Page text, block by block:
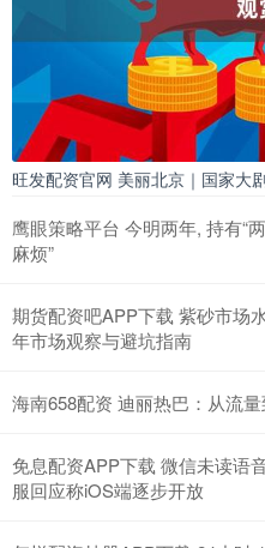
旺发配资官网 美丽北京｜国家大
鹰眼策略平台 今明两年, 持有“
麻烦”
期货配资吧APP下载 紫砂市场
年市场观察与避坑指南
海南658配资 迪丽热巴：从流
免息配资APP下载 微信未读语
服回应称iOS端逐步开放